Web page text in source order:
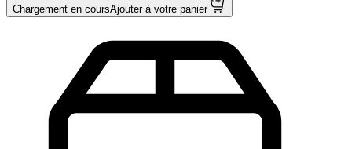
Chargement en cours Ajouter à votre panier